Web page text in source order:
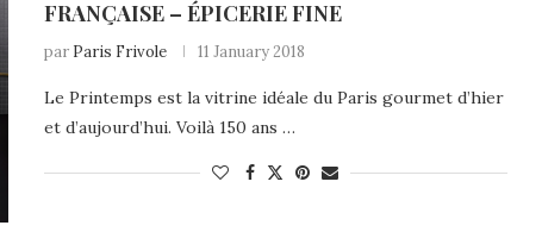
FRANÇAISE – ÉPICERIE FINE
par Paris Frivole 11 January 2018
Le Printemps est la vitrine idéale du Paris gourmet d’hier
et d’aujourd’hui. Voilà 150 ans …